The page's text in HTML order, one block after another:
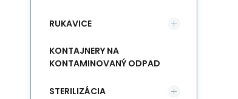
RUKAVICE
KONTAJNERY NA
KONTAMINOVANÝ ODPAD
STERILIZÁCIA